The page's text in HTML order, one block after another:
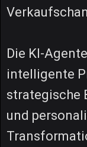
Die KI-
intelligente
strategische
und